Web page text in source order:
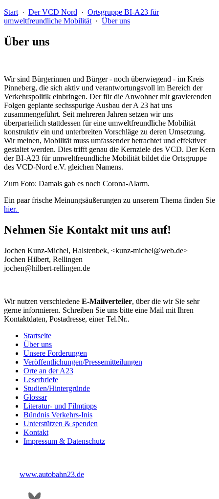
Start · Der VCD Nord · Ortsgruppe BI-A23 für
umweltfreundliche Mobilität · Über uns
Über uns
Wir sind Bürgerinnen und Bürger - noch überwiegend - im Kreis
Pinneberg, die sich aktiv und verantwortungsvoll im Bereich der
Verkehrspolitik einbringen. Der für die Anwohner mit gravierenden
Folgen geplante sechsspurige Ausbau der A 23 hat uns
zusammengeführt. Seit mehreren Jahren setzen wir uns
überparteilich stattdessen für eine umweltfreundliche Mobilität
konstruktiv ein und unterbreiten Vorschläge zu deren Umsetzung.
Wir meinen, Mobilität muss umfassender betrachtet und effektiver
gestaltet werden. Dies trifft genau die Kernziele des VCD. Der Kern
der BI-A23 für umweltfreundliche Mobilität bildet die Ortsgruppe
des VCD-Nord e.V. gleichen Namens.
Zum Foto: Damals gab es noch Corona-Alarm.
Ein paar frische Meinungsäußerungen zu unserem Thema finden Sie
hier.
Nehmen Sie Kontakt mit uns auf!
Jochen Kunz-Michel, Halstenbek, <kunz-michel@web.de>
Jochen Hilbert, Rellingen
jochen@hilbert-rellingen.de
Wir nutzen verschiedene E-Mailverteiler, über die wir Sie sehr
gerne informieren. Schreiben Sie uns bitte eine Mail mit Ihren
Kontaktdaten, Postadresse, einer Tel.Nr..
Startseite
Über uns
Unsere Forderungen
Veröffentlichungen/Pressemitteilungen
Orte an der A23
Leserbriefe
Studien/Hintergründe
Glossar
Literatur- und Filmtipps
Bündnis Verkehrs-Inis
Unterstützen & spenden
Kontakt
Impressum & Datenschutz
www.autobahn23.de